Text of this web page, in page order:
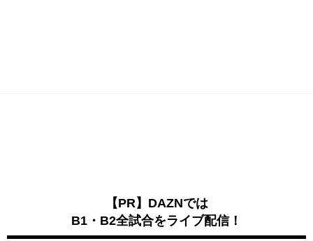
【PR】DAZNでは
B1・B2全試合をライブ配信！